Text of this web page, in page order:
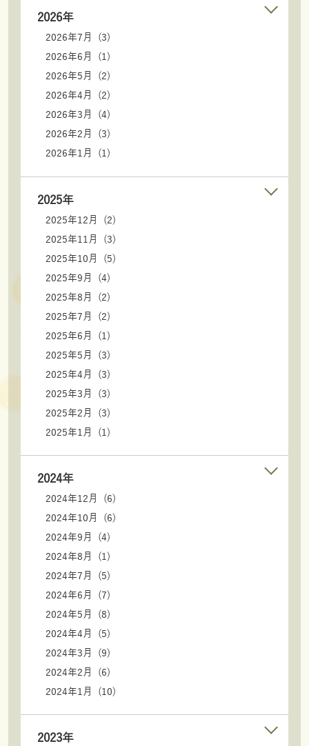
2026年
2026年7月 (3)
2026年6月 (1)
2026年5月 (2)
2026年4月 (2)
2026年3月 (4)
2026年2月 (3)
2026年1月 (1)
2025年
2025年12月 (2)
2025年11月 (3)
2025年10月 (5)
2025年9月 (4)
2025年8月 (2)
2025年7月 (2)
2025年6月 (1)
2025年5月 (3)
2025年4月 (3)
2025年3月 (3)
2025年2月 (3)
2025年1月 (1)
2024年
2024年12月 (6)
2024年10月 (6)
2024年9月 (4)
2024年8月 (1)
2024年7月 (5)
2024年6月 (7)
2024年5月 (8)
2024年4月 (5)
2024年3月 (9)
2024年2月 (6)
2024年1月 (10)
2023年